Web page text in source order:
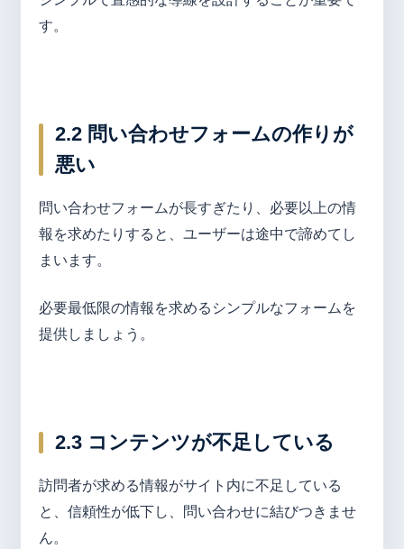
す。
2.2 問い合わせフォームの作りが
悪い
問い合わせフォームが長すぎたり、必要以上の情
報を求めたりすると、ユーザーは途中で諦めてし
まいます。
必要最低限の情報を求めるシンプルなフォームを
提供しましょう。
2.3 コンテンツが不足している
訪問者が求める情報がサイト内に不足している
と、信頼性が低下し、問い合わせに結びつきませ
ん。